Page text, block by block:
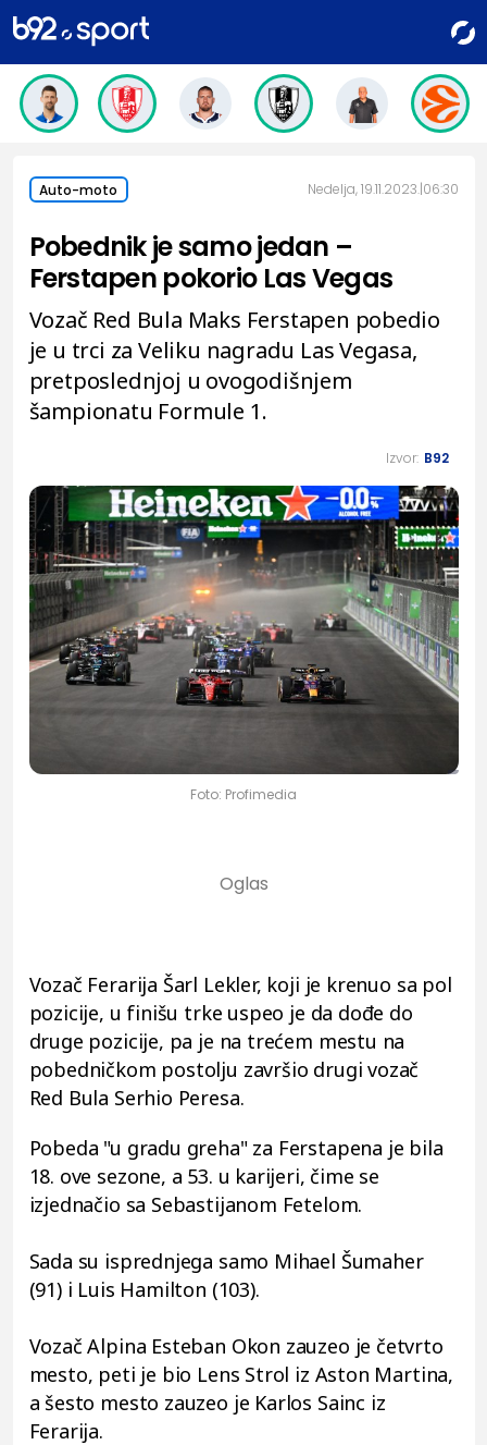
Auto-moto Nedelja, 19.11.2023. 06:30
Pobednik je samo jedan –
Ferstapen pokorio Las Vegas
Vozač Red Bula Maks Ferstapen pobedio
je u trci za Veliku nagradu Las Vegasa,
pretposlednjoj u ovogodišnjem
šampionatu Formule 1.
Izvor: B92
Foto: Profimedia
Vozač Ferarija Šarl Lekler, koji je krenuo sa pol
pozicije, u finišu trke uspeo je da dođe do
druge pozicije, pa je na trećem mestu na
pobedničkom postolju završio drugi vozač
Red Bula Serhio Peresa.
Pobeda "u gradu greha" za Ferstapena je bila
18. ove sezone, a 53. u karijeri, čime se
izjednačio sa Sebastijanom Fetelom.
Sada su isprednjega samo Mihael Šumaher
(91) i Luis Hamilton (103).
Vozač Alpina Esteban Okon zauzeo je četvrto
mesto, peti je bio Lens Strol iz Aston Martina,
a šesto mesto zauzeo je Karlos Sainc iz
Ferarija.